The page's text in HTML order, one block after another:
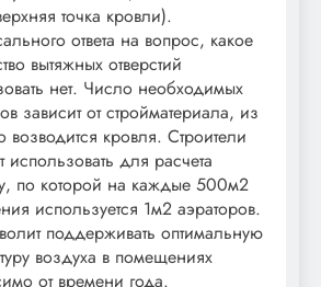
точка кровли).
ответа на вопрос, какое
вытяжных отверстий
нет. Число необходимых
зависит от стройматериала, из
возводится кровля. Строители
использовать для расчета
по которой на каждые 500м2
используется 1м2 аэраторов.
поддерживать оптимальную
воздуха в помещениях
от времени года.